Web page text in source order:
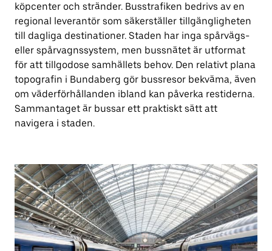
köpcenter och stränder. Busstrafiken bedrivs av en
regional leverantör som säkerställer tillgängligheten
till dagliga destinationer. Staden har inga spårvägs-
eller spårvagnssystem, men bussnätet är utformat
för att tillgodose samhällets behov. Den relativt plana
topografin i Bundaberg gör bussresor bekväma, även
om väderförhållanden ibland kan påverka restiderna.
Sammantaget är bussar ett praktiskt sätt att
navigera i staden.